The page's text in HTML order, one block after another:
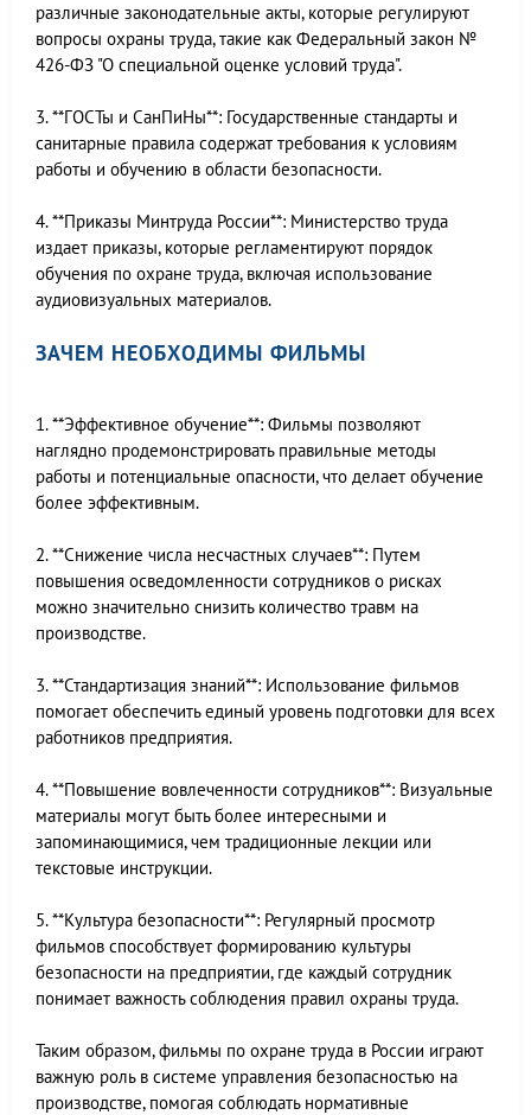
различные законодательные акты, которые регулируют
вопросы охраны труда, такие как Федеральный закон №
426-ФЗ "О специальной оценке условий труда".
3. **ГОСТы и СанПиНы**: Государственные стандарты и
санитарные правила содержат требования к условиям
работы и обучению в области безопасности.
4. **Приказы Минтруда России**: Министерство труда
издает приказы, которые регламентируют порядок
обучения по охране труда, включая использование
аудиовизуальных материалов.
ЗАЧЕМ НЕОБХОДИМЫ ФИЛЬМЫ
1. **Эффективное обучение**: Фильмы позволяют
наглядно продемонстрировать правильные методы
работы и потенциальные опасности, что делает обучение
более эффективным.
2. **Снижение числа несчастных случаев**: Путем
повышения осведомленности сотрудников о рисках
можно значительно снизить количество травм на
производстве.
3. **Стандартизация знаний**: Использование фильмов
помогает обеспечить единый уровень подготовки для всех
работников предприятия.
4. **Повышение вовлеченности сотрудников**: Визуальные
материалы могут быть более интересными и
запоминающимися, чем традиционные лекции или
текстовые инструкции.
5. **Культура безопасности**: Регулярный просмотр
фильмов способствует формированию культуры
безопасности на предприятии, где каждый сотрудник
понимает важность соблюдения правил охраны труда.
Таким образом, фильмы по охране труда в России играют
важную роль в системе управления безопасностью на
производстве, помогая соблюдать нормативные